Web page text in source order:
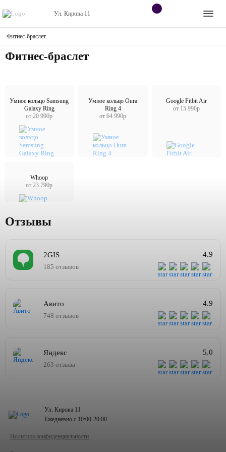
Ул. Кирова 11
Контакты
магазине
Apple
Приставки
Android
Контакты
Фитнес-браслет
Фитнес-браслет
Умное кольцо Samsung
Galaxy Ring
от 20 990р
Умное кольцо Oura
Ring 4
от 64 990р
Google Fitbit Air
от 15 990р
Whoop
от 23 790р
Отзывы
2GIS
185 отзывов
4.9
Авито
748 отзывов
4.9
Яндекс
263 отзыва
5.0
Ул. Кирова 11
Ежедневно с 10:00-20:00
Политика конфиденциальности